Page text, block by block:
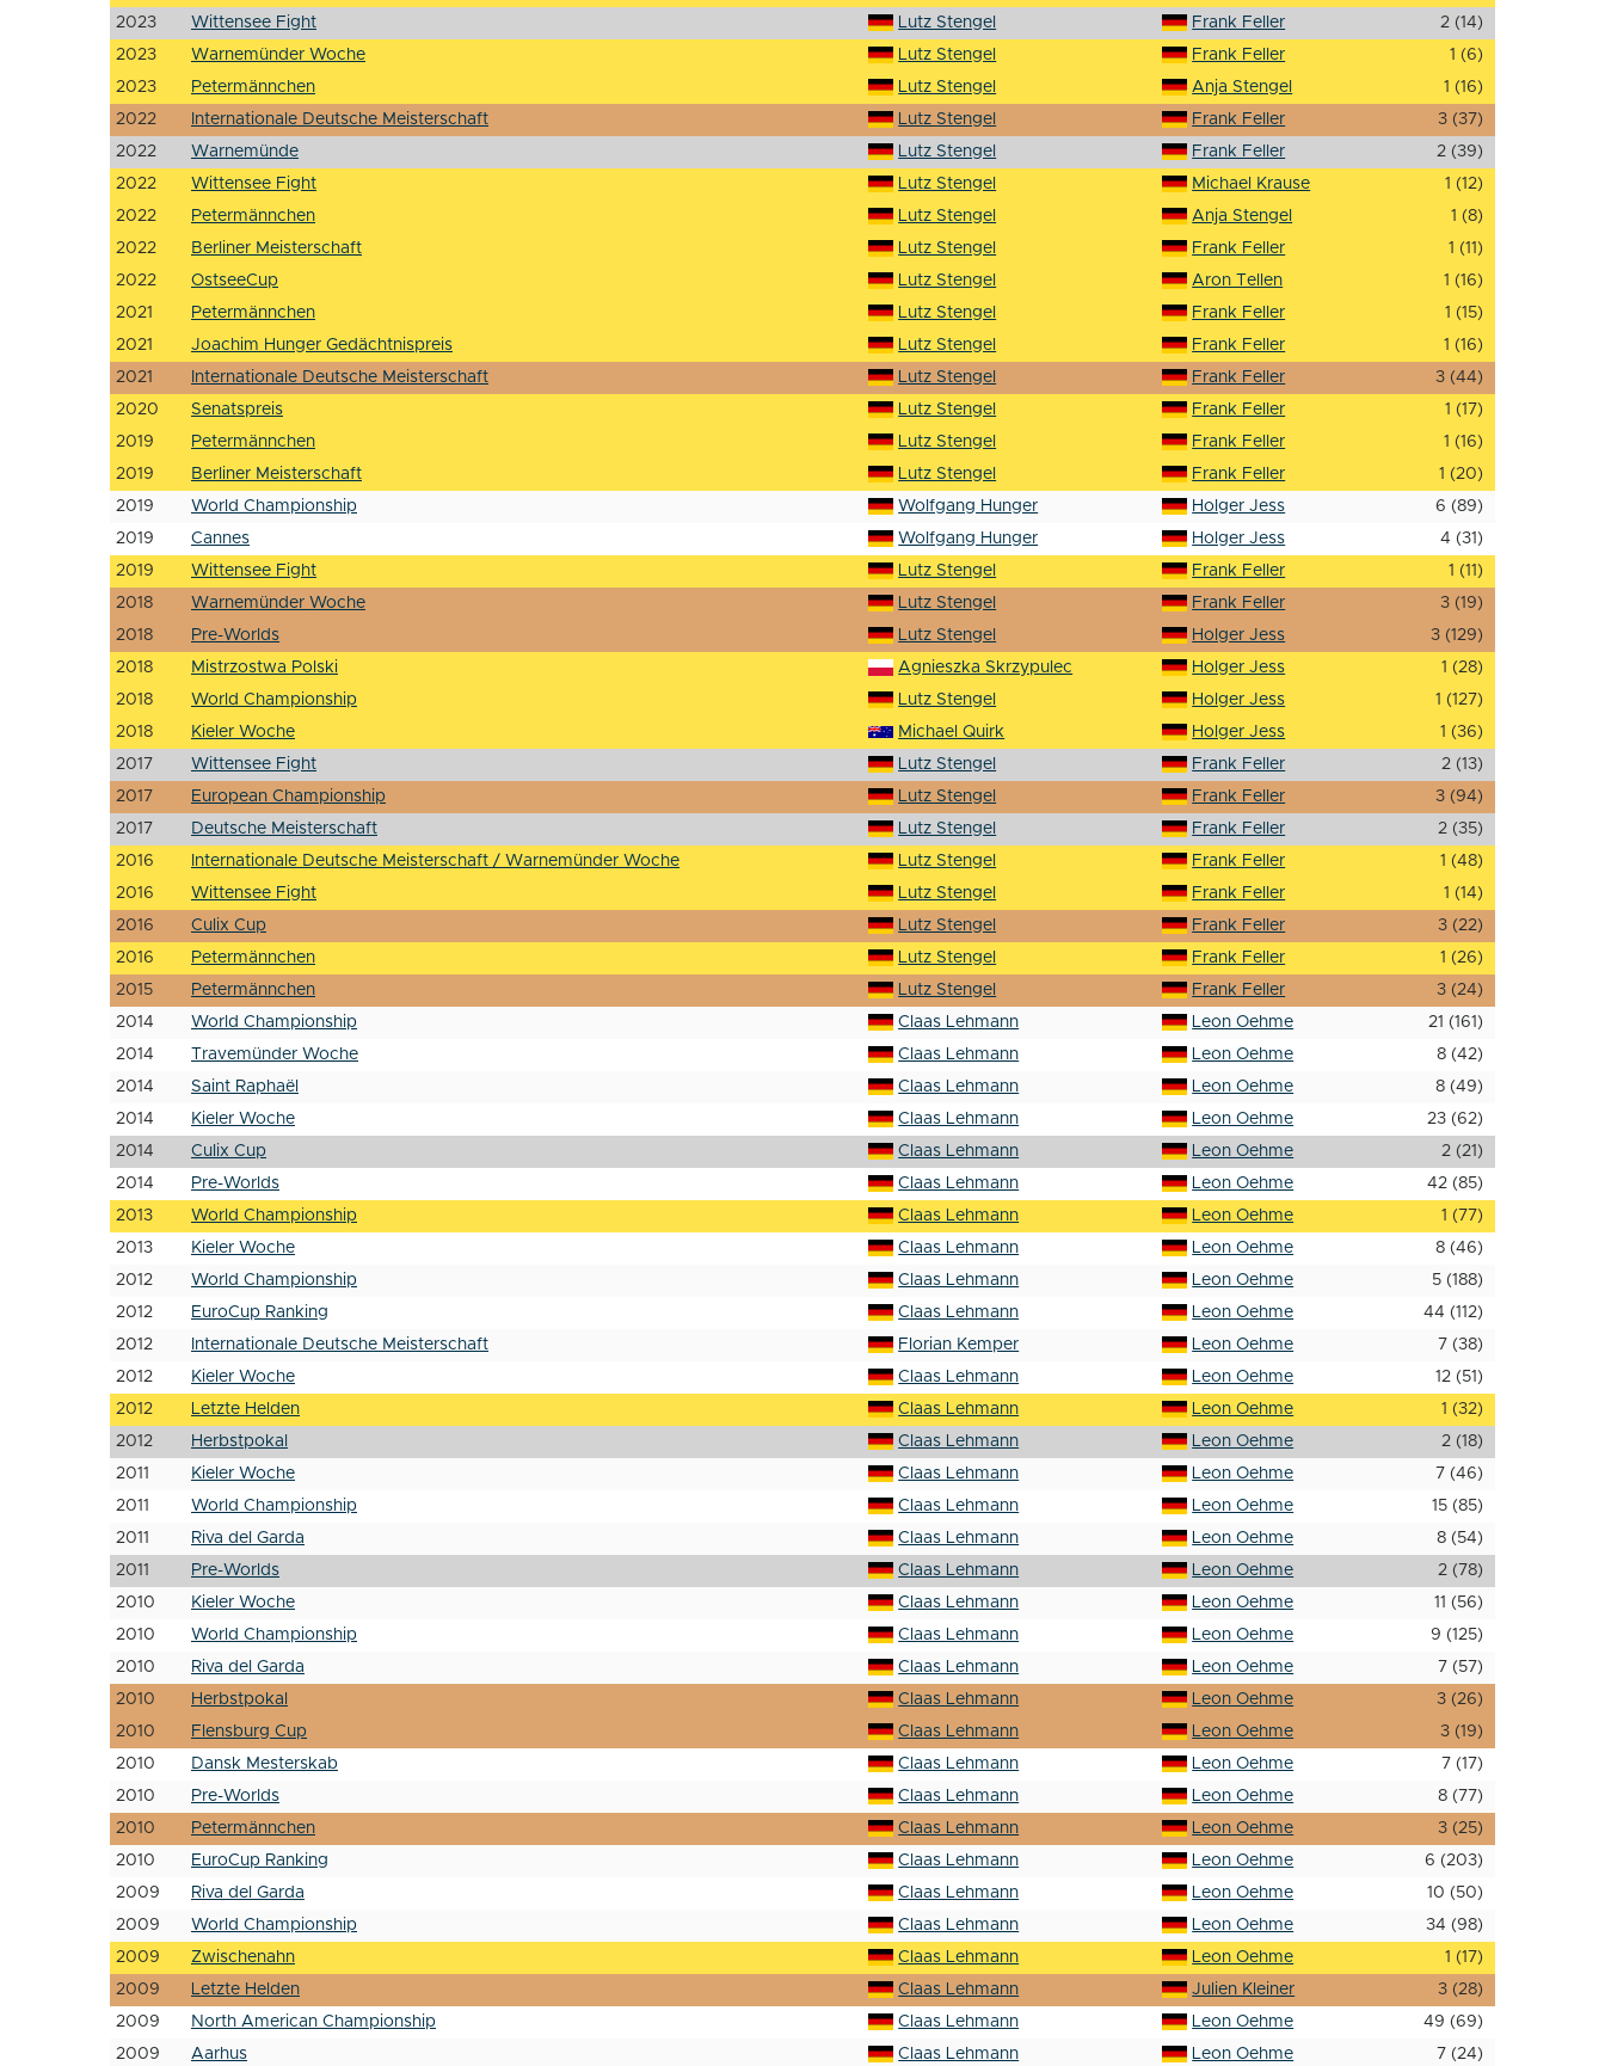
2023
Wittensee Fight Lutz Stengel Frank Feller
2 (14)
2023
Warnemünder Woche Lutz Stengel Frank Feller
1 (6)
2023
Petermännchen Lutz Stengel Anja Stengel
1 (16)
2022
Internationale Deutsche Meisterschaft Lutz Stengel Frank Feller
3 (37)
2022
Warnemünde Lutz Stengel Frank Feller
2 (39)
2022
Wittensee Fight Lutz Stengel Michael Krause
1 (12)
2022
Petermännchen Lutz Stengel Anja Stengel
1 (8)
2022
Berliner Meisterschaft Lutz Stengel Frank Feller
1 (11)
2022
OstseeCup Lutz Stengel Aron Tellen
1 (16)
2021
Petermännchen Lutz Stengel Frank Feller
1 (15)
2021
Joachim Hunger Gedächtnispreis Lutz Stengel Frank Feller
1 (16)
2021
Internationale Deutsche Meisterschaft Lutz Stengel Frank Feller
3 (44)
2020
Senatspreis Lutz Stengel Frank Feller
1 (17)
2019
Petermännchen Lutz Stengel Frank Feller
1 (16)
2019
Berliner Meisterschaft Lutz Stengel Frank Feller
1 (20)
2019
World Championship Wolfgang Hunger Holger Jess
6 (89)
2019
Cannes Wolfgang Hunger Holger Jess
4 (31)
2019
Wittensee Fight Lutz Stengel Frank Feller
1 (11)
2018
Warnemünder Woche Lutz Stengel Frank Feller
3 (19)
2018
Pre-Worlds Lutz Stengel Holger Jess
3 (129)
2018
Mistrzostwa Polski Agnieszka Skrzypulec Holger Jess
1 (28)
2018
World Championship Lutz Stengel Holger Jess
1 (127)
2018
Kieler Woche Michael Quirk Holger Jess
1 (36)
2017
Wittensee Fight Lutz Stengel Frank Feller
2 (13)
2017
European Championship Lutz Stengel Frank Feller
3 (94)
2017
Deutsche Meisterschaft Lutz Stengel Frank Feller
2 (35)
2016
Internationale Deutsche Meisterschaft / Warnemünder Woche Lutz Stengel Frank Feller
1 (48)
2016
Wittensee Fight Lutz Stengel Frank Feller
1 (14)
2016
Culix Cup Lutz Stengel Frank Feller
3 (22)
2016
Petermännchen Lutz Stengel Frank Feller
1 (26)
2015
Petermännchen Lutz Stengel Frank Feller
3 (24)
2014
World Championship Claas Lehmann Leon Oehme
21 (161)
2014
Travemünder Woche Claas Lehmann Leon Oehme
8 (42)
2014
Saint Raphaël Claas Lehmann Leon Oehme
8 (49)
2014
Kieler Woche Claas Lehmann Leon Oehme
23 (62)
2014
Culix Cup Claas Lehmann Leon Oehme
2 (21)
2014
Pre-Worlds Claas Lehmann Leon Oehme
42 (85)
2013
World Championship Claas Lehmann Leon Oehme
1 (77)
2013
Kieler Woche Claas Lehmann Leon Oehme
8 (46)
2012
World Championship Claas Lehmann Leon Oehme
5 (188)
2012
EuroCup Ranking Claas Lehmann Leon Oehme
44 (112)
2012
Internationale Deutsche Meisterschaft Florian Kemper Leon Oehme
7 (38)
2012
Kieler Woche Claas Lehmann Leon Oehme
12 (51)
2012
Letzte Helden Claas Lehmann Leon Oehme
1 (32)
2012
Herbstpokal Claas Lehmann Leon Oehme
2 (18)
2011
Kieler Woche Claas Lehmann Leon Oehme
7 (46)
2011
World Championship Claas Lehmann Leon Oehme
15 (85)
2011
Riva del Garda Claas Lehmann Leon Oehme
8 (54)
2011
Pre-Worlds Claas Lehmann Leon Oehme
2 (78)
2010
Kieler Woche Claas Lehmann Leon Oehme
11 (56)
2010
World Championship Claas Lehmann Leon Oehme
9 (125)
2010
Riva del Garda Claas Lehmann Leon Oehme
7 (57)
2010
Herbstpokal Claas Lehmann Leon Oehme
3 (26)
2010
Flensburg Cup Claas Lehmann Leon Oehme
3 (19)
2010
Dansk Mesterskab Claas Lehmann Leon Oehme
7 (17)
2010
Pre-Worlds Claas Lehmann Leon Oehme
8 (77)
2010
Petermännchen Claas Lehmann Leon Oehme
3 (25)
2010
EuroCup Ranking Claas Lehmann Leon Oehme
6 (203)
2009
Riva del Garda Claas Lehmann Leon Oehme
10 (50)
2009
World Championship Claas Lehmann Leon Oehme
34 (98)
2009
Zwischenahn Claas Lehmann Leon Oehme
1 (17)
2009
Letzte Helden Claas Lehmann Julien Kleiner
3 (28)
2009
North American Championship Claas Lehmann Leon Oehme
49 (69)
2009
Aarhus Claas Lehmann Leon Oehme 7 (24)